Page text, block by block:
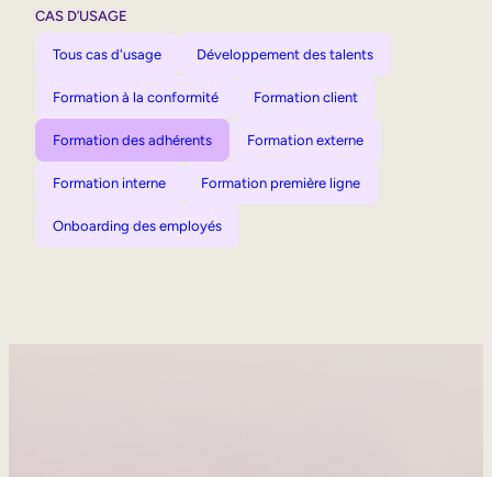
CAS D’USAGE
Tous cas d'usage Développement des talents
Formation à la conformité Formation client
Formation des adhérents Formation externe
Formation interne Formation première ligne
Onboarding des employés